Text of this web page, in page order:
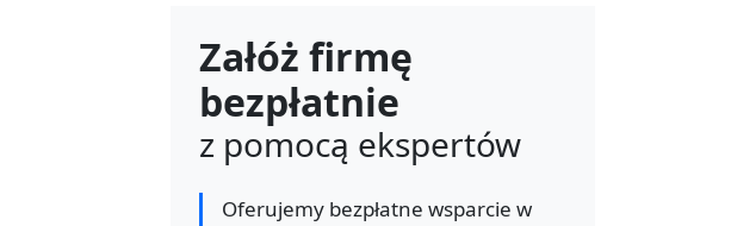
Załóż firmę
bezpłatnie
z pomocą ekspertów
Oferujemy bezpłatne wsparcie w